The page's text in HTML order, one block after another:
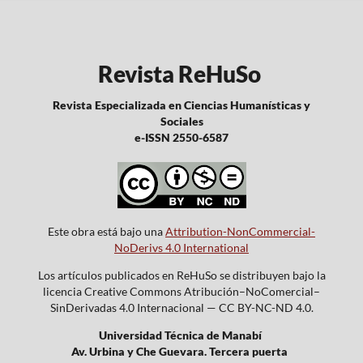
Revista ReHuSo
Revista Especializada en Ciencias Humanísticas y
Sociales
e-ISSN 2550-6587
Este obra está bajo unaAttribution-NonCommercial-
NoDerivs 4.0 International
Los artículos publicados en ReHuSo se distribuyen bajo la
licencia Creative Commons Atribución–NoComercial–
SinDerivadas 4.0 Internacional — CC BY-NC-ND 4.0.
Universidad Técnica de Manabí
Av. Urbina y Che Guevara. Tercera puerta